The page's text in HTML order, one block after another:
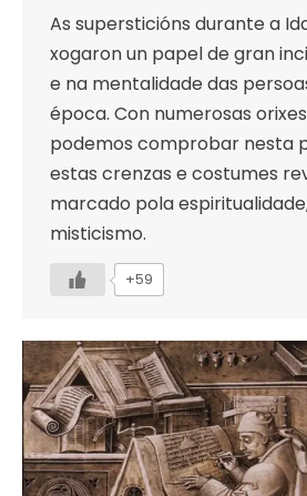
As supersticións durante a
xogaron un papel de gran
e na mentalidade das
época. Con numerosas
podemos comprobar nesta
estas crenzas e costumes
marcado pola
misticismo.
+59